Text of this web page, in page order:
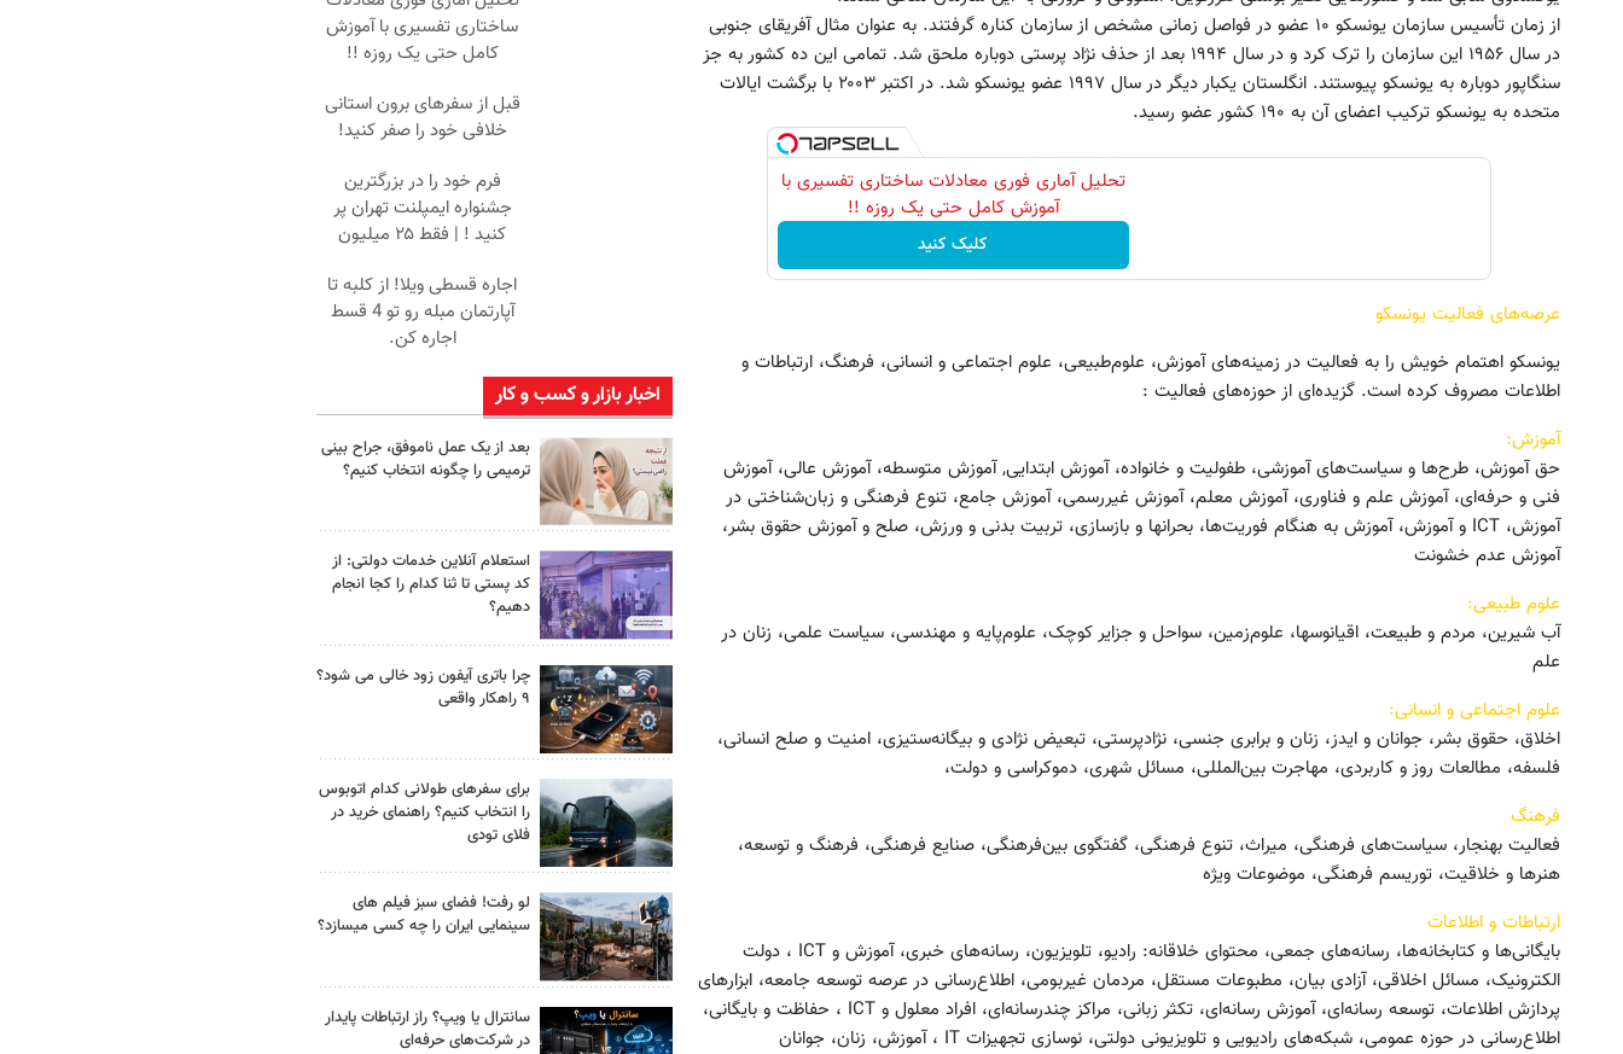
از زمان تأسیس سازمان یونسکو ۱۰ عضو در فواصل زمانی مشخص از سازمان کناره گرفتند. به عنوان مثال آفریقای جنوبی
در سال ۱۹۵۶ این سازمان را ترک کرد و در سال ۱۹۹۴ بعد از حذف نژاد پرستی دوباره ملحق شد. تمامی این ده کشور به جز
سنگاپور دوباره به یونسکو پیوستند. انگلستان یکبار دیگر در سال ۱۹۹۷ عضو یونسکو شد. در اکتبر ۲۰۰۳ با برگشت ایالات
متحده به یونسکو ترکیب اعضای آن به ۱۹۰ کشور عضو رسید.
تحلیل آماری فوری معادلات ساختاری تفسیری با
آموزش کامل حتی یک روزه !!
کلیک کنید
عرصه‌های فعالیت یونسکو
یونسکو اهتمام خویش را به فعالیت در زمینه‌های آموزش، علوم‌طبیعی، علوم اجتماعی و انسانی، فرهنگ، ارتباطات و
اطلاعات مصروف کرده است. گزیده‌ای از حوزه‌های فعالیت :
آموزش:
حق آموزش، طرح‌ها و سیاست‌های آموزشی، طفولیت و خانواده، آموزش ابتدایی, آموزش متوسطه، آموزش عالی، آموزش
فنی و حرفه‌ای، آموزش علم و فناوری، آموزش معلم، آموزش غیررسمی، آموزش جامع، تنوع فرهنگی و زبان‌شناختی در
آموزش، ICT و آموزش، آموزش به هنگام فوریت‌ها، بحرانها و بازسازی، تربیت بدنی و ورزش، صلح و آموزش حقوق بشر،
آموزش عدم خشونت
علوم طبیعی:
آب شیرین، مردم و طبیعت، اقیانوسها، علوم‌زمین، سواحل و جزایر کوچک، علوم‌پایه و مهندسی، سیاست علمی، زنان در
علم
علوم اجتماعی و انسانی:
اخلاق، حقوق بشر، جوانان و ایدز، زنان و برابری جنسی، نژادپرستی، تبعیض نژادی و بیگانه‌ستیزی، امنیت و صلح انسانی،
فلسفه، مطالعات روز و کاربردی، مهاجرت بین‌المللی، مسائل شهری، دموکراسی و دولت،
فرهنگ
فعالیت بهنجار، سیاست‌های فرهنگی، میراث، تنوع فرهنگی، گفتگوی بین‌فرهنگی، صنایع فرهنگی، فرهنگ و توسعه،
هنرها و خلاقیت، توریسم فرهنگی، موضوعات ویژه
ارتباطات و اطلاعات
بایگانی‌ها و کتابخانه‌ها، رسانه‌های جمعی، محتوای خلاقانه: رادیو، تلویزیون، رسانه‌های خبری، آموزش و ICT ، دولت
الکترونیک، مسائل اخلاقی، آزادی بیان، مطبوعات مستقل، مردمان غیربومی، اطلاع‌رسانی در عرصه توسعه جامعه، ابزارهای
پردازش اطلاعات، توسعه رسانه‌ای، آموزش رسانه‌ای، تکثر زبانی، مراکز چندرسانه‌ای، افراد معلول و ICT ، حفاظت و بایگانی،
اطلاع‌رسانی در حوزه عمومی، شبکه‌های رادیویی و تلویزیونی دولتی، نوسازی تجهیزات IT ، آموزش، زنان، جوانان
ساختاری تفسیری با آموزش
کامل حتی یک روزه !!
قبل از سفرهای برون استانی
خلافی خود را صفر کنید!
فرم خود را در بزرگترین
جشنواره ایمپلنت تهران پر
کنید ! | فقط ۲۵ میلیون
اجاره‌ قسطی ویلا! از کلبه تا
آپارتمان مبله رو تو 4 قسط
اجاره کن.
اخبار بازار و کسب و کار
بعد از یک عمل ناموفق، جراح بینی
ترمیمی را چگونه انتخاب کنیم؟
استعلام آنلاین خدمات دولتی: از
کد پستی تا ثنا کدام را کجا انجام
دهیم؟
چرا باتری آیفون زود خالی می شود؟
۹ راهکار واقعی
برای سفرهای طولانی کدام اتوبوس
را انتخاب کنیم؟ راهنمای خرید در
فلای تودی
لو رفت! فضای سبز فیلم های
سینمایی ایران را چه کسی میسازد؟
سانترال یا ویپ؟ راز ارتباطات پایدار
در شرکت‌های حرفه‌ای